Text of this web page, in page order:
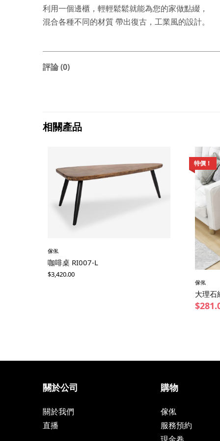
利用一個邊櫃，輕輕鬆鬆就能為您的家做點綴，
混合各種不同的材質 帶出復古，工業風的設計。
評論 (0)
相關產品
傢俬
咖啡桌 RI007-L
$3,420.00
特價！
傢俬
大理石
$
關於公司
關於我們
直播
購物
傢俬
服務預約
現金卷